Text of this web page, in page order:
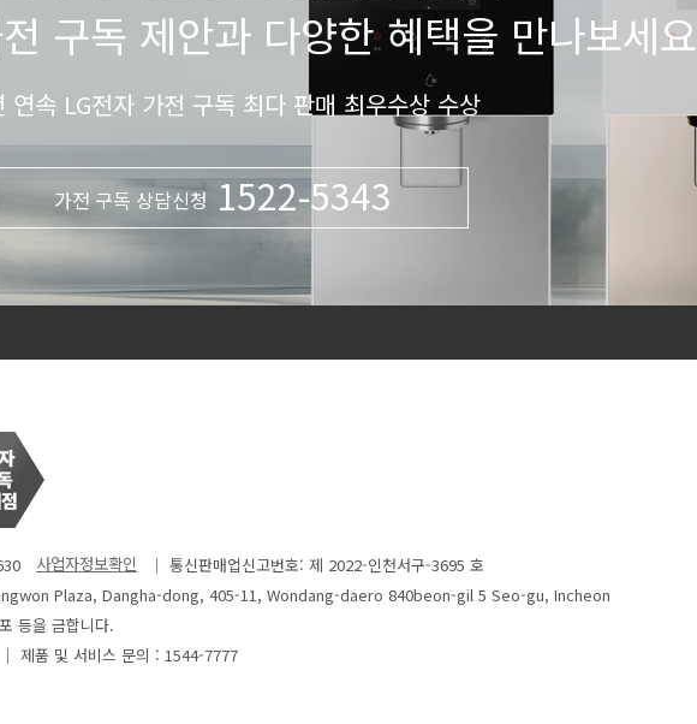
구독 제안과 다양한 혜택을 만나보세요
연속 LG전자 가전 구독 최다 판매 최우수상 수상
가전 구독 상담신청1522-5343
│ 통신판매업신고번호: 제 2022-인천서구-3695 호
Plaza, Dangha-dong, 405-11, Wondang-daero 840beon-gil 5 Seo-gu, Incheon
등을 금합니다.
│ 제품 및 서비스 문의 : 1544-7777